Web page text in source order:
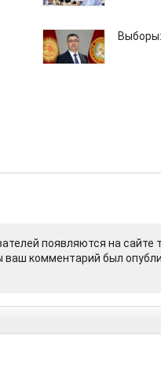
появляются на сайте
комментарий был